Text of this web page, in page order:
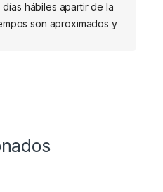
hábiles apartir de la
son aproximados y